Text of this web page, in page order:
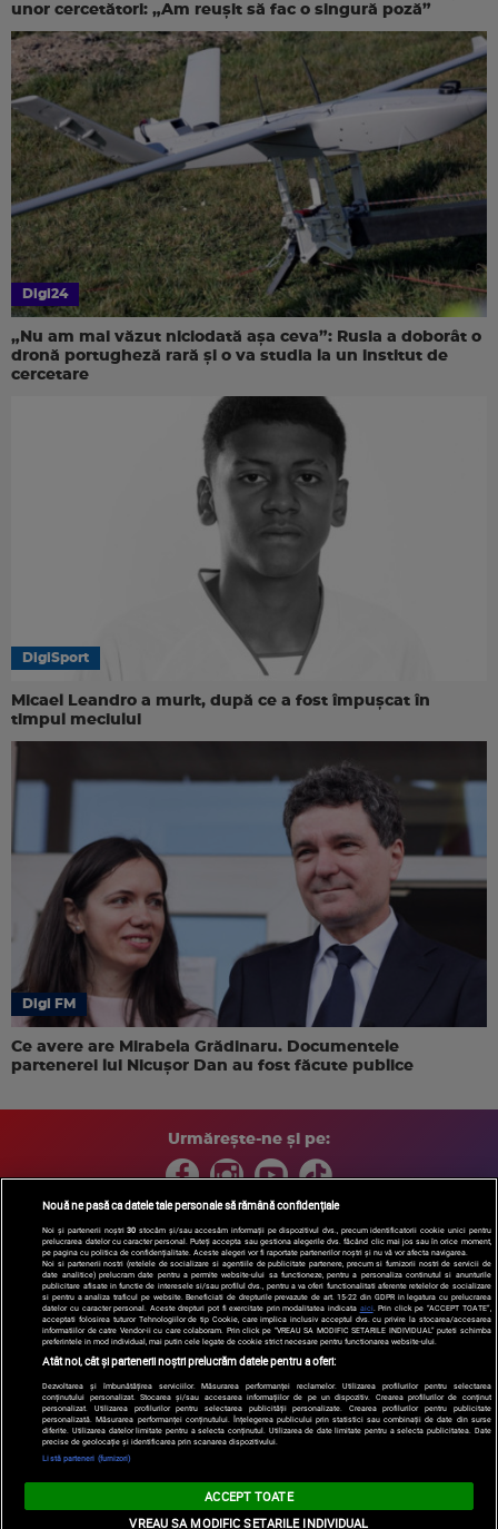
unor cercetători: „Am reușit să fac o singură poză”
Digi24
„Nu am mai văzut niciodată așa ceva”: Rusia a doborât o
dronă portugheză rară și o va studia la un institut de
cercetare
DigiSport
Micael Leandro a murit, după ce a fost împușcat în
timpul meciului
Digi FM
Ce avere are Mirabela Grădinaru. Documentele
partenerei lui Nicușor Dan au fost făcute publice
Urmărește-ne și pe:
Copyright © 2026 / DIGI ROMANIA S.A.
Arhiva
Comunicate de presă Politica de confidentialitate
Termeni
si conditii
Gestionați preferințele| Contact/Info Codul etic
Nouă ne pasă ca datele tale personale să rămână confidențiale
Noi și partenerii noștri30 stocăm și/sau accesăm informații pe dispozitivul dvs., precum identificatorii cookie unici pentru
prelucrarea datelor cu caracter personal. Puteți accepta sau gestiona alegerile dvs. făcând clic mai jos sau în orice moment,
pe pagina cu politica de confidențialitate. Aceste alegeri vor fi raportate partenerilor noștri și nu vă vor afecta navigarea.
Noi si partenerii nostri (retelele de socializare si agentiile de publicitate partenere, precum si furnizorii nostri de servicii de
date analitice) prelucram date pentru a permite website-ului sa functioneze, pentru a personaliza continutul si anunturile
publicitare afisate in functie de interesele si/sau profilul dvs., pentru a va oferi functionalitati aferente retelelor de socializare
si pentru a analiza traficul pe website. Beneficiati de drepturile prevazute de art. 15-22 din GDPR in legatura cu prelucrarea
datelor cu caracter personal. Aceste drepturi pot fi exercitate prin modalitatea indicata aici. Prin click pe “ACCEPT TOATE”,
acceptati folosirea tuturor Tehnologiilor de tip Cookie, care implica inclusiv acceptul dvs. cu privire la stocarea/accesarea
informatiilor de catre Vendor-ii cu care colaboram. Prin click pe “VREAU SA MODIFIC SETARILE INDIVIDUAL” puteti schimba
preferintele in mod individual, mai putin cele legate de cookie strict necesare pentru functionarea website-ului.
Atât noi, cât și partenerii noștri prelucrăm datele pentru a oferi:
Dezvoltarea și îmbunătățirea serviciilor. Măsurarea performanței reclamelor. Utilizarea profilurilor pentru selectarea
conținutului personalizat. Stocarea și/sau accesarea informațiilor de pe un dispozitiv. Crearea profilurilor de conținut
personalizat. Utilizarea profilurilor pentru selectarea publicității personalizate. Crearea profilurilor pentru publicitate
personalizată. Măsurarea performanței conținutului. Înțelegerea publicului prin statistici sau combinații de date din surse
diferite. Utilizarea datelor limitate pentru a selecta conținutul. Utilizarea de date limitate pentru a selecta publicitatea. Date
precise de geolocație și identificarea prin scanarea dispozitivului.
Listă parteneri (furnizori)
ACCEPT TOATE
VREAU SA MODIFIC SETARILE INDIVIDUAL